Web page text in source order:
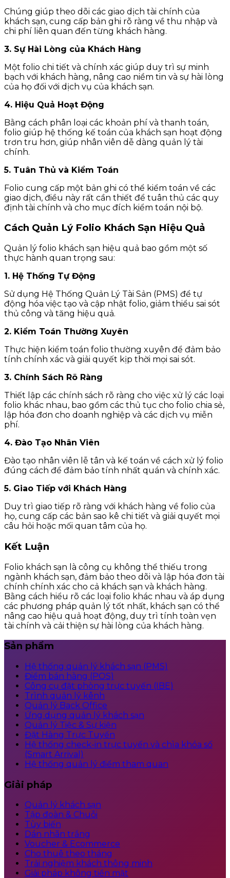
Chúng giúp theo dõi các giao dịch tài chính của
khách sạn, cung cấp bản ghi rõ ràng về thu nhập và
chi phí liên quan đến từng khách hàng.
3. Sự Hài Lòng của Khách Hàng
Một folio chi tiết và chính xác giúp duy trì sự minh
bạch với khách hàng, nâng cao niềm tin và sự hài lòng
của họ đối với dịch vụ của khách sạn.
4. Hiệu Quả Hoạt Động
Bằng cách phân loại các khoản phí và thanh toán,
folio giúp hệ thống kế toán của khách sạn hoạt động
trơn tru hơn, giúp nhân viên dễ dàng quản lý tài
chính.
5. Tuân Thủ và Kiểm Toán
Folio cung cấp một bản ghi có thể kiểm toán về các
giao dịch, điều này rất cần thiết để tuân thủ các quy
định tài chính và cho mục đích kiểm toán nội bộ.
Cách Quản Lý Folio Khách Sạn Hiệu Quả
Quản lý folio khách sạn hiệu quả bao gồm một số
thực hành quan trọng sau:
1. Hệ Thống Tự Động
Sử dụng Hệ Thống Quản Lý Tài Sản (PMS) để tự
động hóa việc tạo và cập nhật folio, giảm thiểu sai sót
thủ công và tăng hiệu quả.
2. Kiểm Toán Thường Xuyên
Thực hiện kiểm toán folio thường xuyên để đảm bảo
tính chính xác và giải quyết kịp thời mọi sai sót.
3. Chính Sách Rõ Ràng
Thiết lập các chính sách rõ ràng cho việc xử lý các loại
folio khác nhau, bao gồm các thủ tục cho folio chia sẻ,
lập hóa đơn cho doanh nghiệp và các dịch vụ miễn
phí.
4. Đào Tạo Nhân Viên
Đào tạo nhân viên lễ tân và kế toán về cách xử lý folio
đúng cách để đảm bảo tính nhất quán và chính xác.
5. Giao Tiếp với Khách Hàng
Duy trì giao tiếp rõ ràng với khách hàng về folio của
họ, cung cấp các bản sao kê chi tiết và giải quyết mọi
câu hỏi hoặc mối quan tâm của họ.
Kết Luận
Folio khách sạn là công cụ không thể thiếu trong
ngành khách sạn, đảm bảo theo dõi và lập hóa đơn tài
chính chính xác cho cả khách sạn và khách hàng.
Bằng cách hiểu rõ các loại folio khác nhau và áp dụng
các phương pháp quản lý tốt nhất, khách sạn có thể
nâng cao hiệu quả hoạt động, duy trì tính toàn vẹn
tài chính và cải thiện sự hài lòng của khách hàng.
Sản phẩm
Hệ thống quản lý khách sạn (PMS)
Điểm bán hàng (POS)
Công cụ đặt phòng trực tuyến (IBE)
Trình quản lý kênh
Quản lý Back Office
Ứng dụng quản lý khách sạn
Quản lý Tiệc & Sự kiện
Đặt Hàng Trực Tuyến
Hệ thống check-in trực tuyến và chìa khóa số
(Smart Arrival)
Hệ thống quản lý điểm tham quan
Giải pháp
Quản lý khách sạn
Tập đoàn & Chuỗi
Tùy biến
Dán nhãn trắng
Voucher & Ecommerce
Cho thuê theo tháng
Trải nghiệm khách thông minh
Giải pháp không tiền mặt